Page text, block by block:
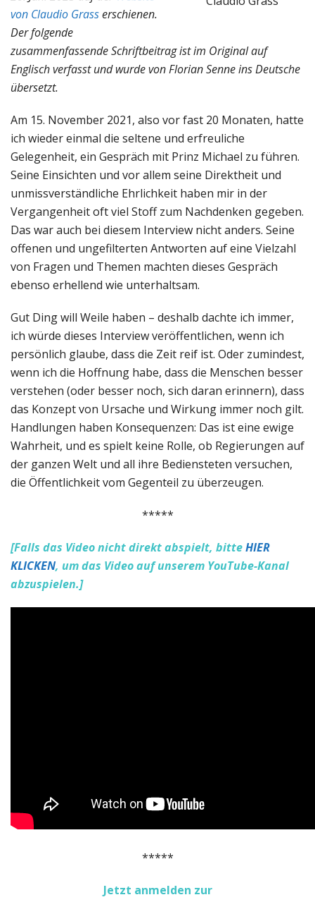
von Claudio Grasserschienen.
Der folgende
zusammenfassende Schriftbeitrag ist im Original auf
Englisch verfasst und wurde von Florian Senne ins Deutsche
übersetzt.
Am 15. November 2021, also vor fast 20 Monaten, hatte
ich wieder einmal die seltene und erfreuliche
Gelegenheit, ein Gespräch mit Prinz Michael zu führen.
Seine Einsichten und vor allem seine Direktheit und
unmissverständliche Ehrlichkeit haben mir in der
Vergangenheit oft viel Stoff zum Nachdenken gegeben.
Das war auch bei diesem Interview nicht anders. Seine
offenen und ungefilterten Antworten auf eine Vielzahl
von Fragen und Themen machten dieses Gespräch
ebenso erhellend wie unterhaltsam.
Gut Ding will Weile haben – deshalb dachte ich immer,
ich würde dieses Interview veröffentlichen, wenn ich
persönlich glaube, dass die Zeit reif ist. Oder zumindest,
wenn ich die Hoffnung habe, dass die Menschen besser
verstehen (oder besser noch, sich daran erinnern), dass
das Konzept von Ursache und Wirkung immer noch gilt.
Handlungen haben Konsequenzen: Das ist eine ewige
Wahrheit, und es spielt keine Rolle, ob Regierungen auf
der ganzen Welt und all ihre Bediensteten versuchen,
die Öffentlichkeit vom Gegenteil zu überzeugen.
*****
[Falls das Video nicht direkt abspielt, bitteHIER
KLICKEN, um das Video auf unserem YouTube-Kanal
abzuspielen.]
*****
Jetzt anmelden zur